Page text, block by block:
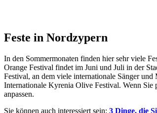
Feste in Nordzypern
In den Sommermonaten finden hier sehr viele
Orange Festival findet im Juni und Juli in der
Festival, an dem viele internationale Sänger und
Internationale Kyrenia Olive Festival. Wenn Sie
anpassen.
Sie können auch interessiert sein: 3 Dinge, die